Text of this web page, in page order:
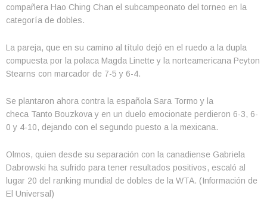
compañera Hao Ching Chan el subcampeonato del torneo en la
categoría de dobles.
La pareja, que en su camino al título dejó en el ruedo a la dupla
compuesta por la polaca Magda Linette y la norteamericana Peyton
Stearns con marcador de 7-5 y 6-4.
Se plantaron ahora contra la española Sara Tormo y la
checa Tanto Bouzkova y en un duelo emocionate perdieron 6-3, 6-
0 y 4-10, dejando con el segundo puesto a la mexicana.
Olmos, quien desde su separación con la canadiense Gabriela
Dabrowski ha sufrido para tener resultados positivos, escaló al
lugar 20 del ranking mundial de dobles de la WTA. (Información de
El Universal)